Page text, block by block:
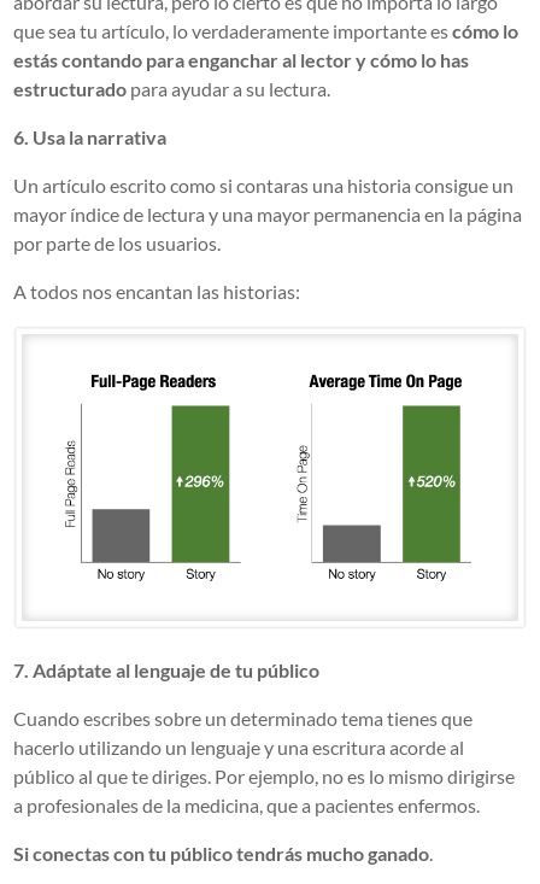
que sea tu artículo, lo verdaderamente importante escómo lo
estás contando para enganchar al lector y cómo lo has
estructurado para ayudar a su lectura.
6. Usa la narrativa
Un artículo escrito como si contaras una historia consigue un
mayor índice de lectura y una mayor permanencia en la página
por parte de los usuarios.
A todos nos encantan las historias:
7. Adáptate al lenguaje de tu público
Cuando escribes sobre un determinado tema tienes que
hacerlo utilizando un lenguaje y una escritura acorde al
público al que te diriges. Por ejemplo, no es lo mismo dirigirse
a profesionales de la medicina, que a pacientes enfermos.
Si conectas con tu público tendrás mucho ganado.